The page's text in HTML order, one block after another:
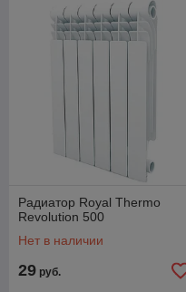
Радиатор Royal Thermo
Revolution 500
Нет в наличии
29 руб.